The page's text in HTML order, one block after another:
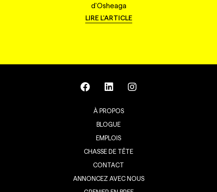
d'Osheaga
LIRE L'ARTICLE
À PROPOS
BLOGUE
EMPLOIS
CHASSE DE TÊTE
CONTACT
ANNONCEZ AVEC NOUS